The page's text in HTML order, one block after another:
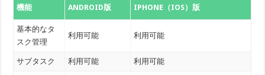
機能 ANDROID版 IPHONE（IOS）版
基本的なタ
スク管理
利用可能 利用可能
サブタスク 利用可能 利用可能